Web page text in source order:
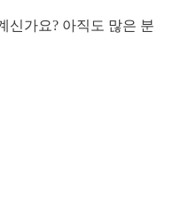
신가요? 아직도 많은 분